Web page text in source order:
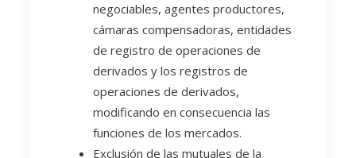
negociables, agentes productores,
cámaras compensadoras, entidades
de registro de operaciones de
derivados y los registros de
operaciones de derivados,
modificando en consecuencia las
funciones de los mercados.
Exclusión de las mutuales de la